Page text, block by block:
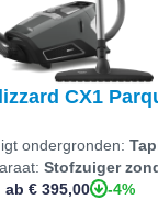
CX1
ondergronden:
Stofzuiger
ab € 395,00
-4%